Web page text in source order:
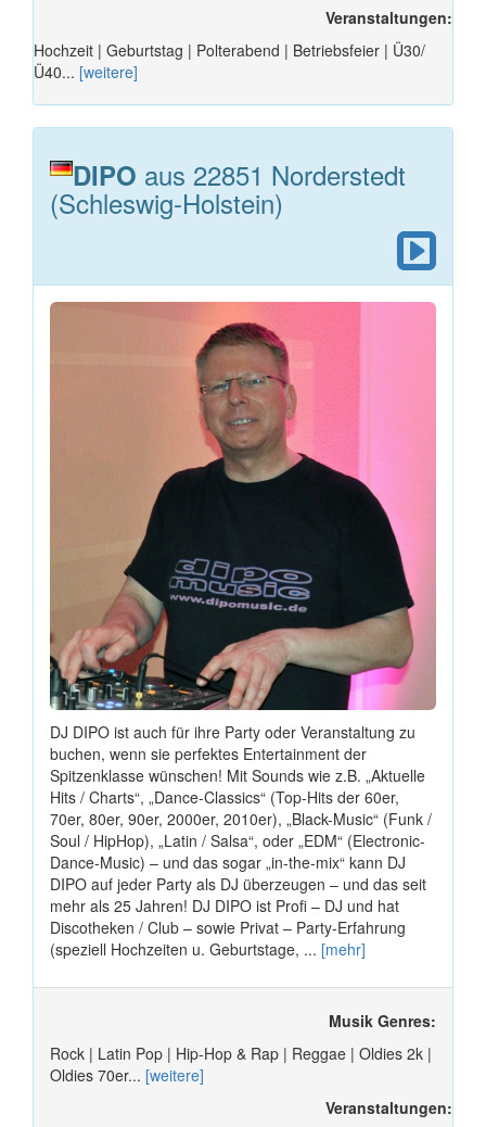
Veranstaltungen:
Hochzeit | Geburtstag | Polterabend | Betriebsfeier | Ü30/
Ü40... [weitere]
DIPO aus 22851 Norderstedt
(Schleswig-Holstein)
DJ DIPO ist auch für ihre Party oder Veranstaltung zu
buchen, wenn sie perfektes Entertainment der
Spitzenklasse wünschen! Mit Sounds wie z.B. „Aktuelle
Hits / Charts“, „Dance-Classics“ (Top-Hits der 60er,
70er, 80er, 90er, 2000er, 2010er), „Black-Music“ (Funk /
Soul / HipHop), „Latin / Salsa“, oder „EDM“ (Electronic-
Dance-Music) – und das sogar „in-the-mix“ kann DJ
DIPO auf jeder Party als DJ überzeugen – und das seit
mehr als 25 Jahren! DJ DIPO ist Profi – DJ und hat
Discotheken / Club – sowie Privat – Party-Erfahrung
(speziell Hochzeiten u. Geburtstage, ... [mehr]
Musik Genres:
Rock | Latin Pop | Hip-Hop & Rap | Reggae | Oldies 2k |
Oldies 70er... [weitere]
Veranstaltungen: